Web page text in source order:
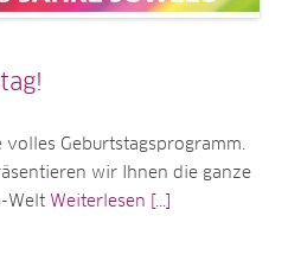
Geburtstagsprogramm.
wir Ihnen die ganze
Welt Weiterlesen [...]